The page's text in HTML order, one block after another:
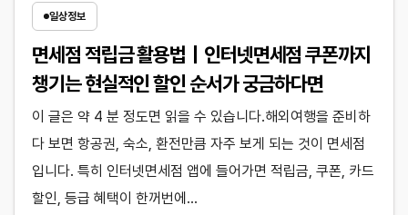
일상정보
면세점 적립금 활용법｜인터넷면세점 쿠폰까지
챙기는 현실적인 할인 순서가 궁금하다면
이 글은 약 4 분 정도면 읽을 수 있습니다.해외여행을 준비하
다 보면 항공권, 숙소, 환전만큼 자주 보게 되는 것이 면세점
입니다. 특히 인터넷면세점 앱에 들어가면 적립금, 쿠폰, 카드
할인, 등급 혜택이 한꺼번에…